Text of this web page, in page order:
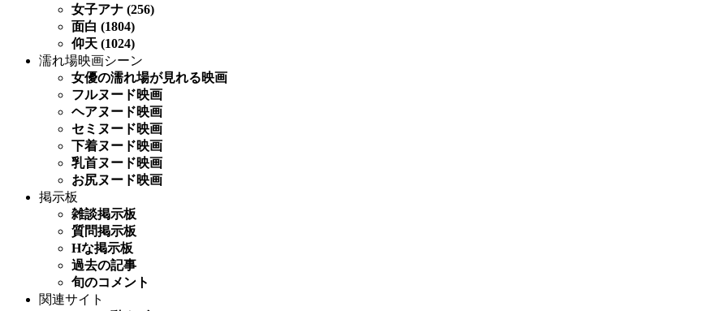
女子アナ (256)
面白 (1804)
仰天 (1024)
濡れ場映画シーン
女優の濡れ場が見れる映画
フルヌード映画
ヘアヌード映画
セミヌード映画
下着ヌード映画
乳首ヌード映画
お尻ヌード映画
掲示板
雑談掲示板
質問掲示板
Hな掲示板
過去の記事
旬のコメント
関連サイト